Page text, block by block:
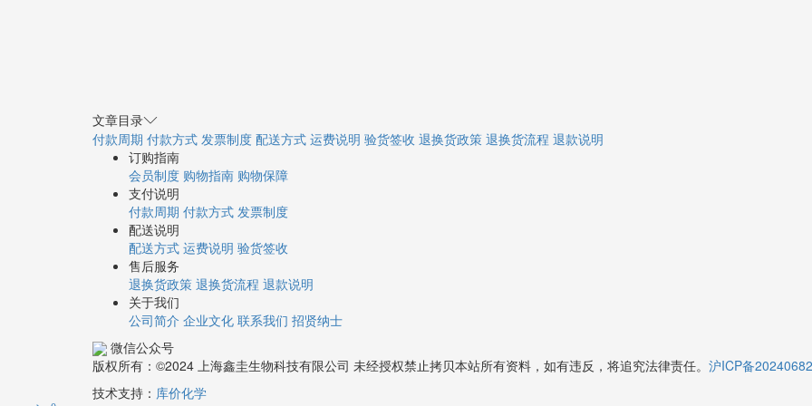
文章目录
付款周期 付款方式 发票制度 配送方式 运费说明 验货签收 退换货政策 退换货流程 退款说明
订购指南
会员制度 购物指南 购物保障
支付说明
付款周期 付款方式 发票制度
配送说明
配送方式 运费说明 验货签收
售后服务
退换货政策 退换货流程 退款说明
关于我们
公司简介 企业文化 联系我们 招贤纳士
微信公众号
版权所有：©2024 上海鑫圭生物科技有限公司 未经授权禁止拷贝本站所有资料，如有违反，将追究法律责任。 沪ICP备
技术支持： 库价化学